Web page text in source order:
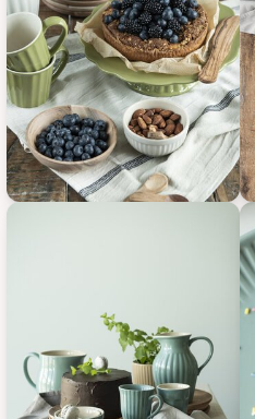
IB Laursen Frühstücksteller